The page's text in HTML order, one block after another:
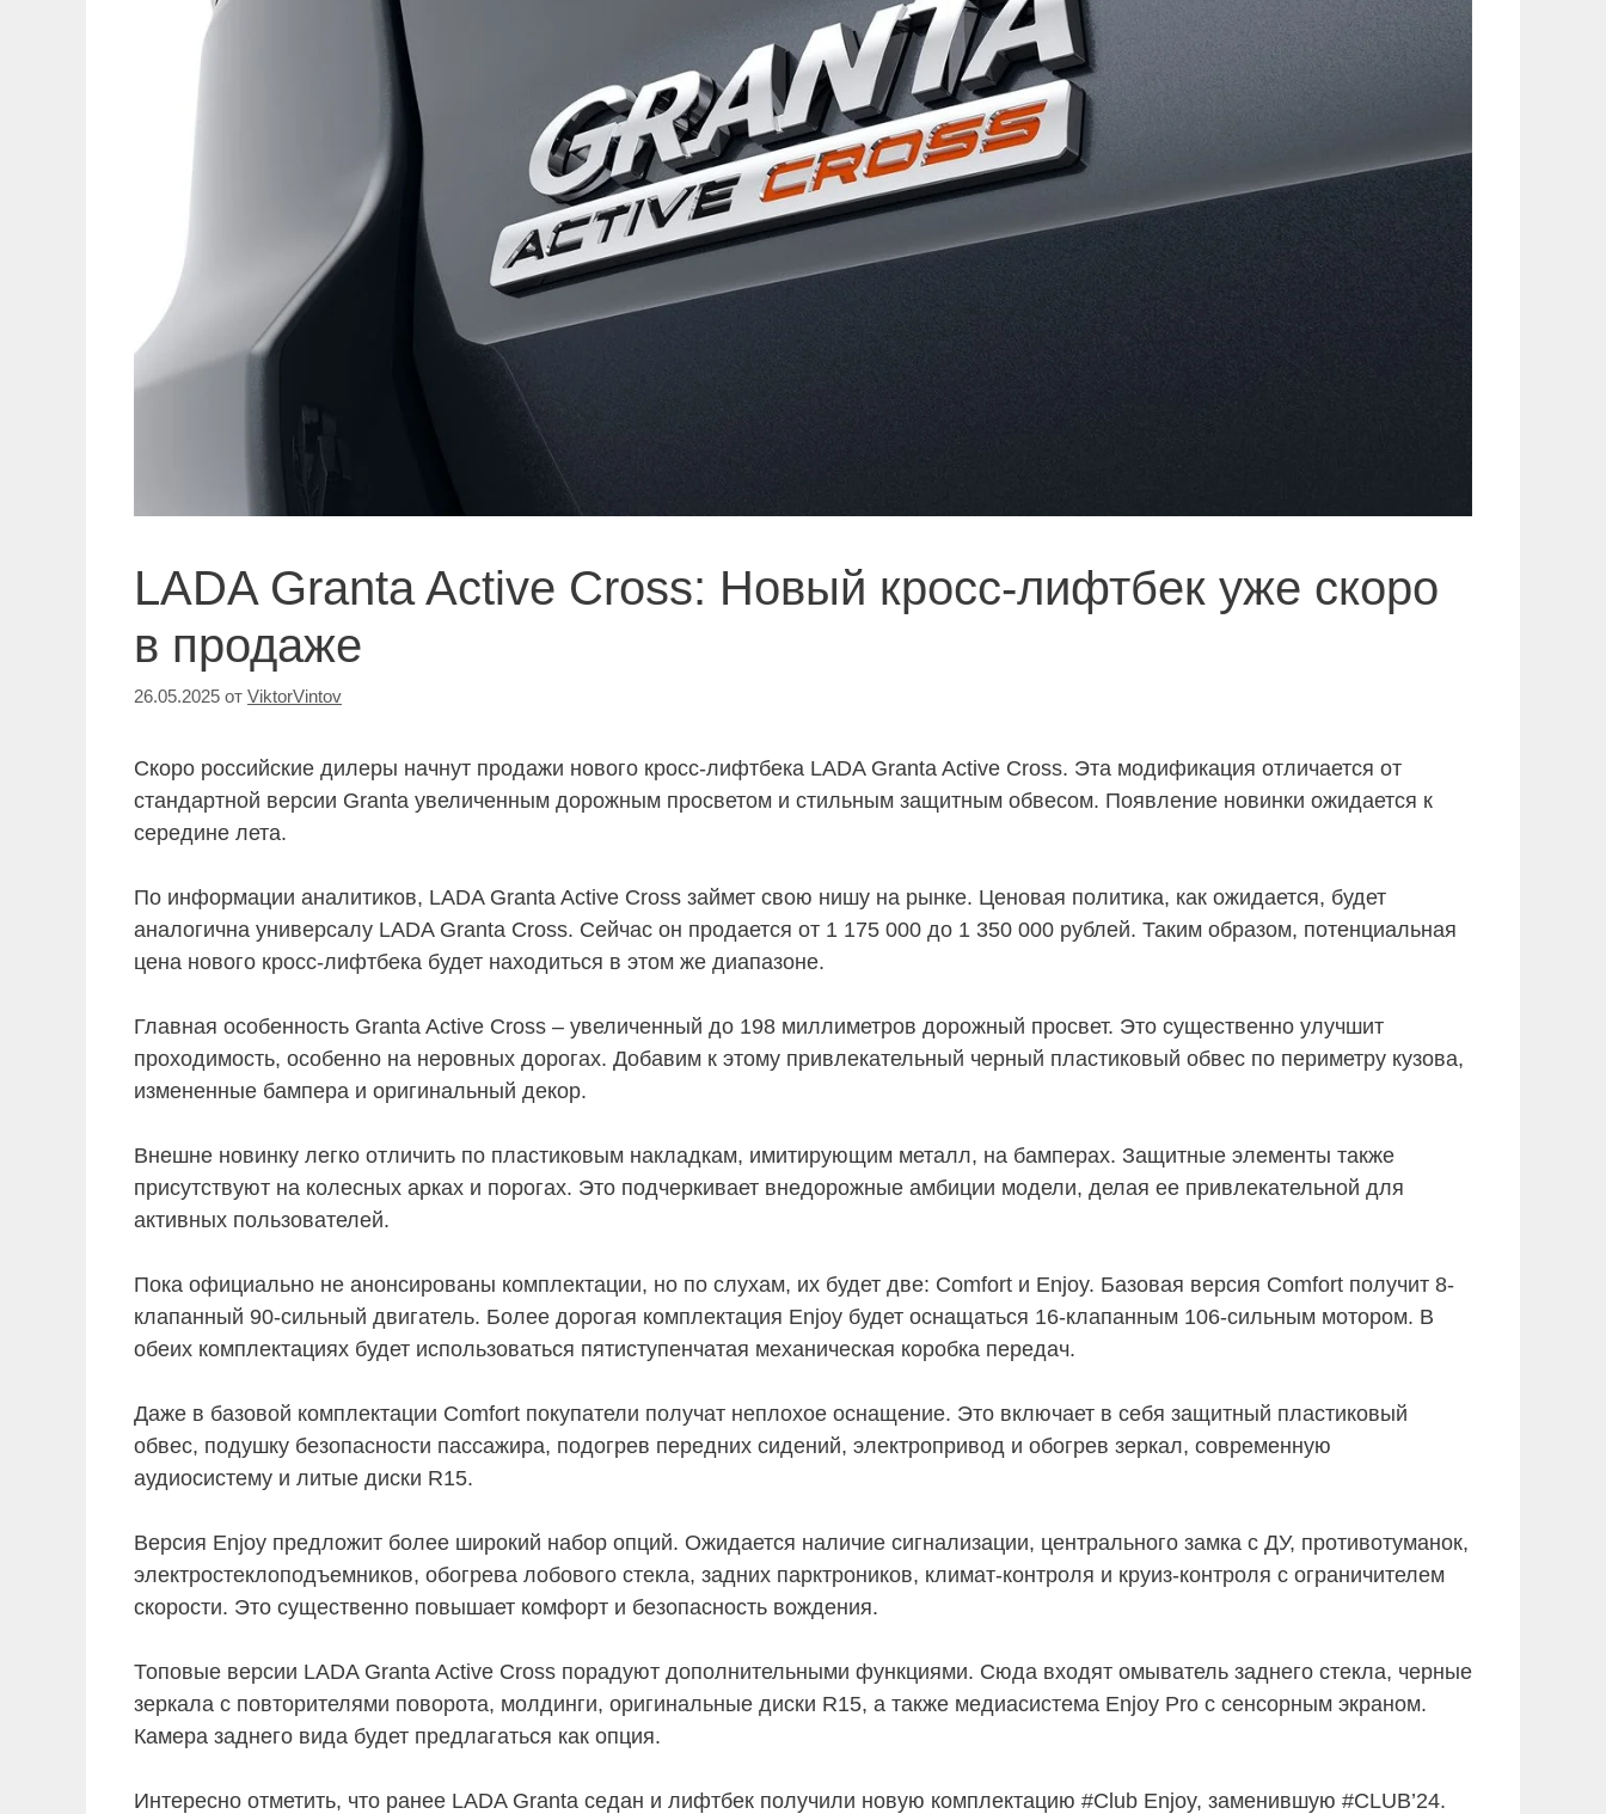
LADA Granta Active Cross: Новый кросс-лифтбек уже скоро
в продаже
26.05.2025 от ViktorVintov
Скоро российские дилеры начнут продажи нового кросс-лифтбека LADA Granta Active Cross. Эта модификация отличается от
стандартной версии Granta увеличенным дорожным просветом и стильным защитным обвесом. Появление новинки ожидается к
середине лета.
По информации аналитиков, LADA Granta Active Cross займет свою нишу на рынке. Ценовая политика, как ожидается, будет
аналогична универсалу LADA Granta Cross. Сейчас он продается от 1 175 000 до 1 350 000 рублей. Таким образом, потенциальная
цена нового кросс-лифтбека будет находиться в этом же диапазоне.
Главная особенность Granta Active Cross – увеличенный до 198 миллиметров дорожный просвет. Это существенно улучшит
проходимость, особенно на неровных дорогах. Добавим к этому привлекательный черный пластиковый обвес по периметру кузова,
измененные бампера и оригинальный декор.
Внешне новинку легко отличить по пластиковым накладкам, имитирующим металл, на бамперах. Защитные элементы также
присутствуют на колесных арках и порогах. Это подчеркивает внедорожные амбиции модели, делая ее привлекательной для
активных пользователей.
Пока официально не анонсированы комплектации, но по слухам, их будет две: Comfort и Enjoy. Базовая версия Comfort получит 8-
клапанный 90-сильный двигатель. Более дорогая комплектация Enjoy будет оснащаться 16-клапанным 106-сильным мотором. В
обеих комплектациях будет использоваться пятиступенчатая механическая коробка передач.
Даже в базовой комплектации Comfort покупатели получат неплохое оснащение. Это включает в себя защитный пластиковый
обвес, подушку безопасности пассажира, подогрев передних сидений, электропривод и обогрев зеркал, современную
аудиосистему и литые диски R15.
Версия Enjoy предложит более широкий набор опций. Ожидается наличие сигнализации, центрального замка с ДУ, противотуманок,
электростеклоподъемников, обогрева лобового стекла, задних парктроников, климат-контроля и круиз-контроля с ограничителем
скорости. Это существенно повышает комфорт и безопасность вождения.
Топовые версии LADA Granta Active Cross порадуют дополнительными функциями. Сюда входят омыватель заднего стекла, черные
зеркала с повторителями поворота, молдинги, оригинальные диски R15, а также медиасистема Enjoy Pro с сенсорным экраном.
Камера заднего вида будет предлагаться как опция.
Интересно отметить, что ранее LADA Granta седан и лифтбек получили новую комплектацию #Club Enjoy, заменившую #CLUB’24.